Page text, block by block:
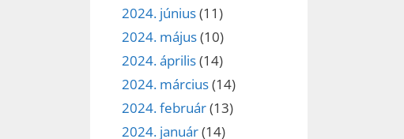
2024. június(11)
2024. május(10)
2024. április(14)
2024. március(14)
2024. február(13)
2024. január(14)